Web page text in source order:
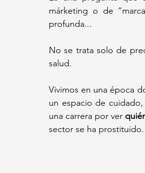
márketing o de
profunda...
No se trata solo de
salud.
Vivimos en una época
un espacio de
una carrera por ver
sector se ha